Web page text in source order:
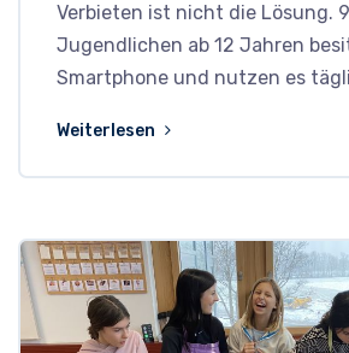
Verbieten ist nicht die Lösung.
Jugendlichen ab 12 Jahren
Smartphone und nutzen es
Weiterlesen